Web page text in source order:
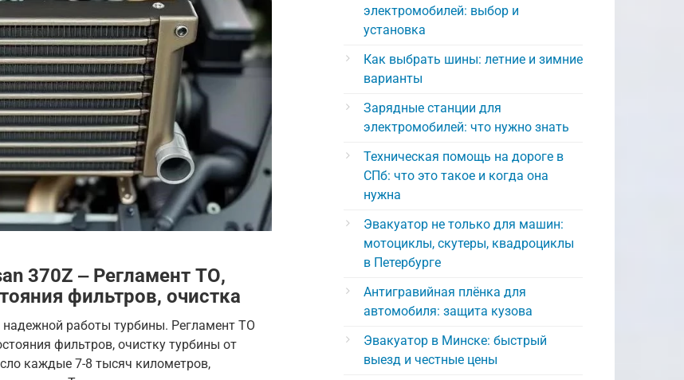
370Z ‒ Регламент ТО,
фильтров, очистка
надежной работы турбины. Регламент ТО
фильтров, очистку турбины от
каждые 7-8 тысяч километров,
электромобилей: выбор и
установка
Как выбрать шины: летние и зимние
варианты
Зарядные станции для
электромобилей: что нужно знать
Техническая помощь на дороге в
СПб: что это такое и когда она
нужна
Эвакуатор не только для машин:
мотоциклы, скутеры, квадроциклы
в Петербурге
Антигравийная плёнка для
автомобиля: защита кузова
Эвакуатор в Минске: быстрый
выезд и честные цены